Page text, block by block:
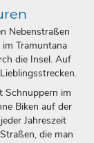
Nebenstraßen
Tramuntana
die Insel. Auf
Schnuppern im
Biken auf der
Jahreszeit
die man